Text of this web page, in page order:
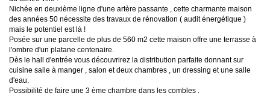
Nichée en deuxième ligne d'une artère passante , cette charmante maison
des années 50 nécessite des travaux de rénovation ( audit énergétique )
mais le potentiel est là !
Posée sur une parcelle de plus de 560 m2 cette maison offre une terrasse à
l'ombre d'un platane centenaire.
Dès le hall d'entrée vous découvrirez la distribution parfaite donnant sur
cuisine salle à manger , salon et deux chambres , un dressing et une salle
d'eau.
Possibilité de faire une 3 ème chambre dans les combles .